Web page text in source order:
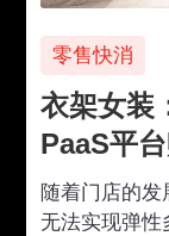
零售快消
衣架女装
PaaS平
随着门店的
无法实现弹性